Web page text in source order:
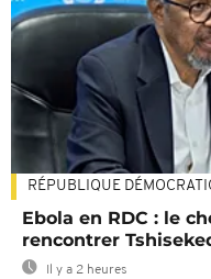
RÉPUBLIQUE
Ebola en RDC : le
rencontrer
Il y a 2 heures